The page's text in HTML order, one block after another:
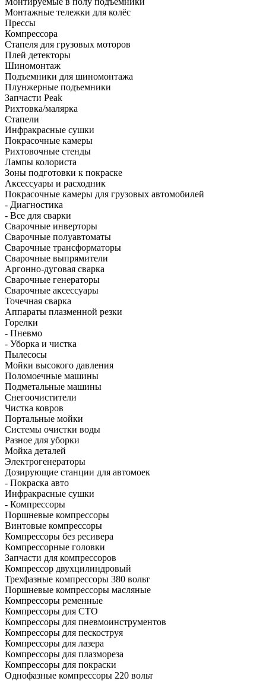
Монтажные тележки для колёс
Прессы
Компрессора
Стапеля для грузовых моторов
Плей детекторы
Шиномонтаж
Подъемники для шиномонтажа
Плунжерные подъемники
Запчасти Peak
Рихтовка/малярка
Стапели
Инфракрасные сушки
Покрасочные камеры
Рихтовочные стенды
Лампы колориста
Зоны подготовки к покраске
Аксессуары и расходник
Покрасочные камеры для грузовых автомобилей
- Диагностика
- Все для сварки
Сварочные инверторы
Сварочные полуавтоматы
Сварочные трансформаторы
Сварочные выпрямители
Аргонно-дуговая сварка
Сварочные генераторы
Сварочные аксессуары
Точечная сварка
Аппараты плазменной резки
Горелки
- Пневмо
- Уборка и чистка
Пылесосы
Мойки высокого давления
Поломоечные машины
Подметальные машины
Снегоочистители
Чистка ковров
Портальные мойки
Системы очистки воды
Разное для уборки
Мойка деталей
Электрогенераторы
Дозирующие станции для автомоек
- Покраска авто
Инфракрасные сушки
- Компрессоры
Поршневые компрессоры
Винтовые компрессоры
Компрессоры без ресивера
Компрессорные головки
Запчасти для компрессоров
Компрессор двухцилиндровый
Трехфазные компрессоры 380 вольт
Поршневые компрессоры масляные
Компрессоры ременные
Компрессоры для СТО
Компрессоры для пневмоинструментов
Компрессоры для пескоструя
Компрессоры для лазера
Компрессоры для плазмореза
Компрессоры для покраски
Однофазные компрессоры 220 вольт